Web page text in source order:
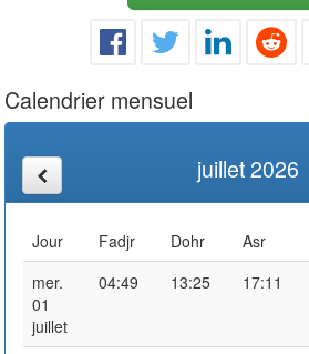
Calendrier mensuel
juillet 2026
Jour Fadjr Dohr Asr
mer.
01
juillet
04:49 13:25 17:11